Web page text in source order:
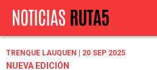
TRENQUE LAUQUEN | 20 SEP 2025
NUEVA EDICIÓN